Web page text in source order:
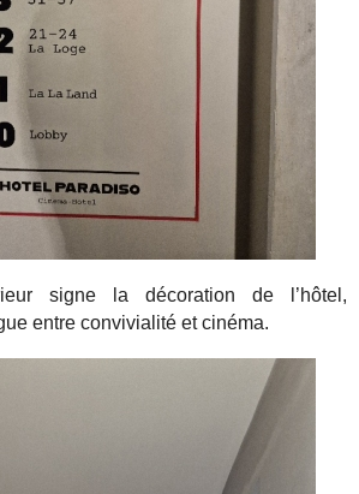
signe la décoration de l’hôtel,
entre convivialité et cinéma.